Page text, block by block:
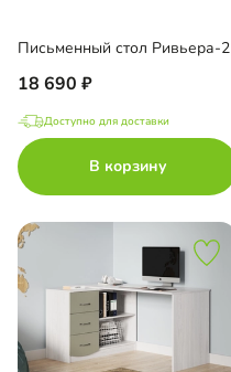
Письменный стол Ривьера-2
18 690
Доступно для доставки
В корзину